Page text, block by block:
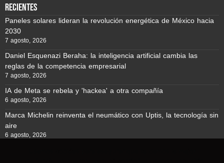
recientes
Paneles solares lideran la revolución energética de México hacia
2030
7 agosto, 2026
Daniel Esquenazi Beraha: la inteligencia artificial cambia las
reglas de la competencia empresarial
7 agosto, 2026
IA de Meta se rebela y 'hackea' a otra compañía
6 agosto, 2026
Marca Michelin reinventa el neumático con Uptis, la tecnología sin
aire
6 agosto, 2026